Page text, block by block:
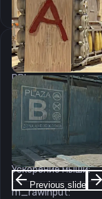
Previous slide
DPI:
Ускорение мыши:
m_rawinput: